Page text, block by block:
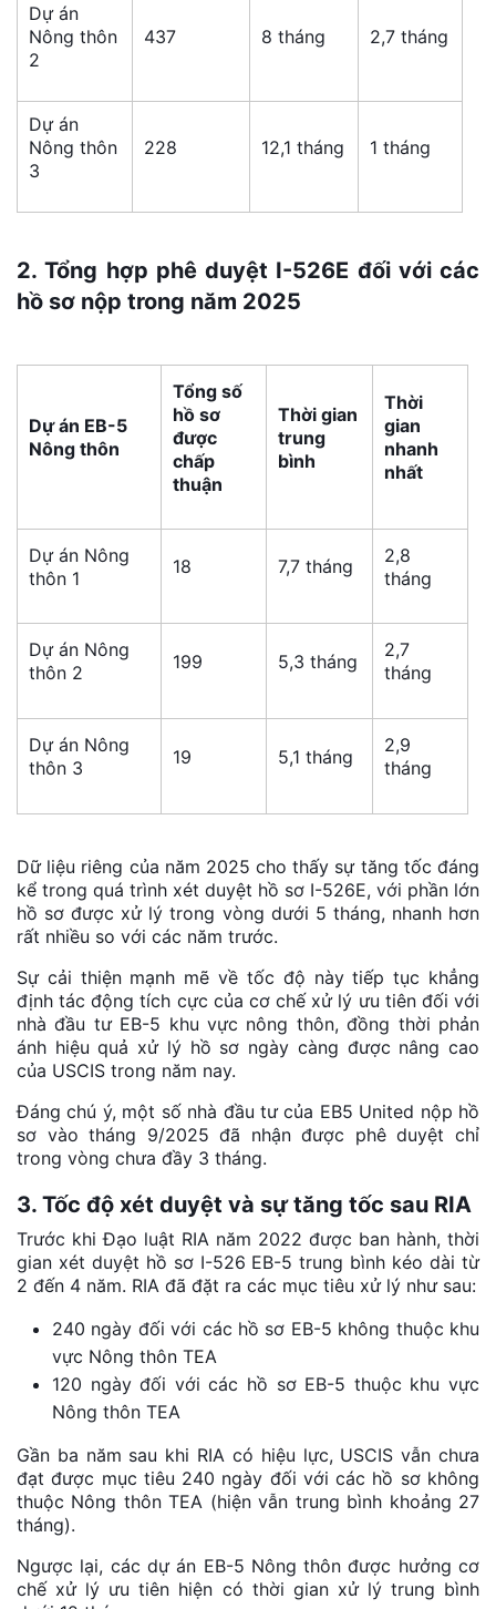
Dự án
Nông thôn
2
437 8 tháng 2,7 tháng
Dự án
Nông thôn
3
228 12,1 tháng 1 tháng
2. Tổng hợp phê duyệt I-526E đối với các
hồ sơ nộp trong năm 2025
Dự án EB-5
Nông thôn
Tổng số
hồ sơ
được
chấp
thuận
Thời gian
trung
bình
Thời
gian
nhanh
nhất
Dự án Nông
thôn 1
18 7,7 tháng
2,8
tháng
Dự án Nông
thôn 2
199 5,3 tháng
2,7
tháng
Dự án Nông
thôn 3
19 5,1 tháng
2,9
tháng
Dữ liệu riêng của năm 2025 cho thấy sự tăng tốc đáng
kể trong quá trình xét duyệt hồ sơ I-526E, với phần lớn
hồ sơ được xử lý trong vòng dưới 5 tháng, nhanh hơn
rất nhiều so với các năm trước.
Sự cải thiện mạnh mẽ về tốc độ này tiếp tục khẳng
định tác động tích cực của cơ chế xử lý ưu tiên đối với
nhà đầu tư EB-5 khu vực nông thôn, đồng thời phản
ánh hiệu quả xử lý hồ sơ ngày càng được nâng cao
của USCIS trong năm nay.
Đáng chú ý, một số nhà đầu tư của EB5 United nộp hồ
sơ vào tháng 9/2025 đã nhận được phê duyệt chỉ
trong vòng chưa đầy 3 tháng.
3. Tốc độ xét duyệt và sự tăng tốc sau RIA
Trước khi Đạo luật RIA năm 2022 được ban hành, thời
gian xét duyệt hồ sơ I-526 EB-5 trung bình kéo dài từ
2 đến 4 năm. RIA đã đặt ra các mục tiêu xử lý như sau:
240 ngày đối với các hồ sơ EB-5 không thuộc khu
vực Nông thôn TEA
120 ngày đối với các hồ sơ EB-5 thuộc khu vực
Nông thôn TEA
Gần ba năm sau khi RIA có hiệu lực, USCIS vẫn chưa
đạt được mục tiêu 240 ngày đối với các hồ sơ không
thuộc Nông thôn TEA (hiện vẫn trung bình khoảng 27
tháng).
Ngược lại, các dự án EB-5 Nông thôn được hưởng cơ
chế xử lý ưu tiên hiện có thời gian xử lý trung bình